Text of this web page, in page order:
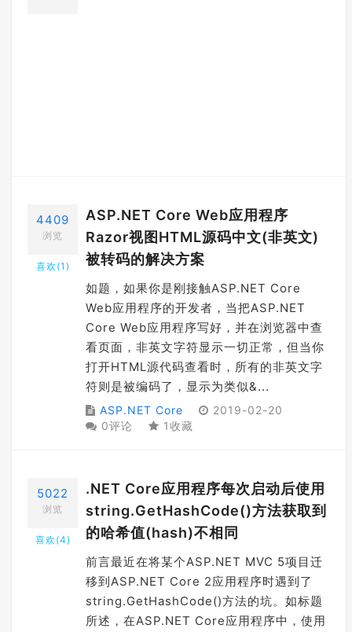
4409
浏览
喜欢(1 )
ASP.NET Core Web应用程序
Razor视图HTML源码中文(非英文)
被转码的解决方案
如题，如果你是刚接触ASP.NET Core
Web应用程序的开发者，当把ASP.NET
Core Web应用程序写好，并在浏览器中查
看页面，非英文字符显示一切正常，但当你
打开HTML源代码查看时，所有的非英文字
符则是被编码了，显示为类似&...
ASP.NET Core
2019-02-20
0评论
1收藏
5022
浏览
喜欢(4)
.NET Core应用程序每次启动后使用
string.GetHashCode()方法获取到
的哈希值(hash)不相同
前言最近在将某个ASP.NET MVC 5项目迁
移到ASP.NET Core 2应用程序时遇到了
string.GetHashCode()方法的坑。如标题
所述，在ASP.NET Core应用程序中，使用